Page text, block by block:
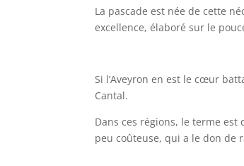
La pascade est née de cette
excellence, élaboré sur le
Si l’Aveyron en est le cœur
Cantal.
Dans ces régions, le terme
peu coûteuse, qui a le don de